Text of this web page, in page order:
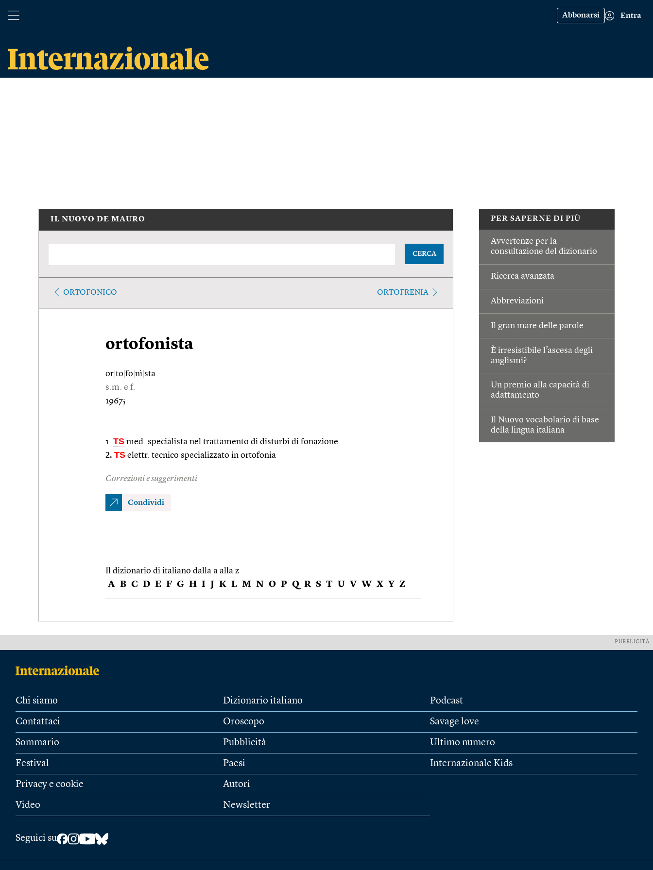
Abbonarsi Entra
PER SAPERNE DI PIÙ
Avvertenze per la
consultazione del dizionario
Ricerca avanzata
Abbreviazioni
Il gran mare delle parole
È irresistibile l’ascesa degli
anglismi?
Un premio alla capacità di
adattamento
Il Nuovo vocabolario di base
della lingua italiana
IL NUOVO DE MAURO
CERCA
ORTOFONICO ORTOFRENIA
ortofonista
or to fo nì sta
s.m. e f.
1967;
1. TS med. specialista nel trattamento di disturbi di fonazione
2. TS elettr. tecnico specializzato in ortofonia
Correzioni e suggerimenti
Condividi
Il dizionario di italiano dalla a alla z
A B C D E F G H I J K L M N O P Q R S T U V W X Y Z
PUBBLICITÀ
Chi siamo
Contattaci
Sommario
Festival
Privacy e cookie
Video
Dizionario italiano
Oroscopo
Pubblicità
Paesi
Autori
Newsletter
Podcast
Savage love
Ultimo numero
Internazionale Kids
Seguici su